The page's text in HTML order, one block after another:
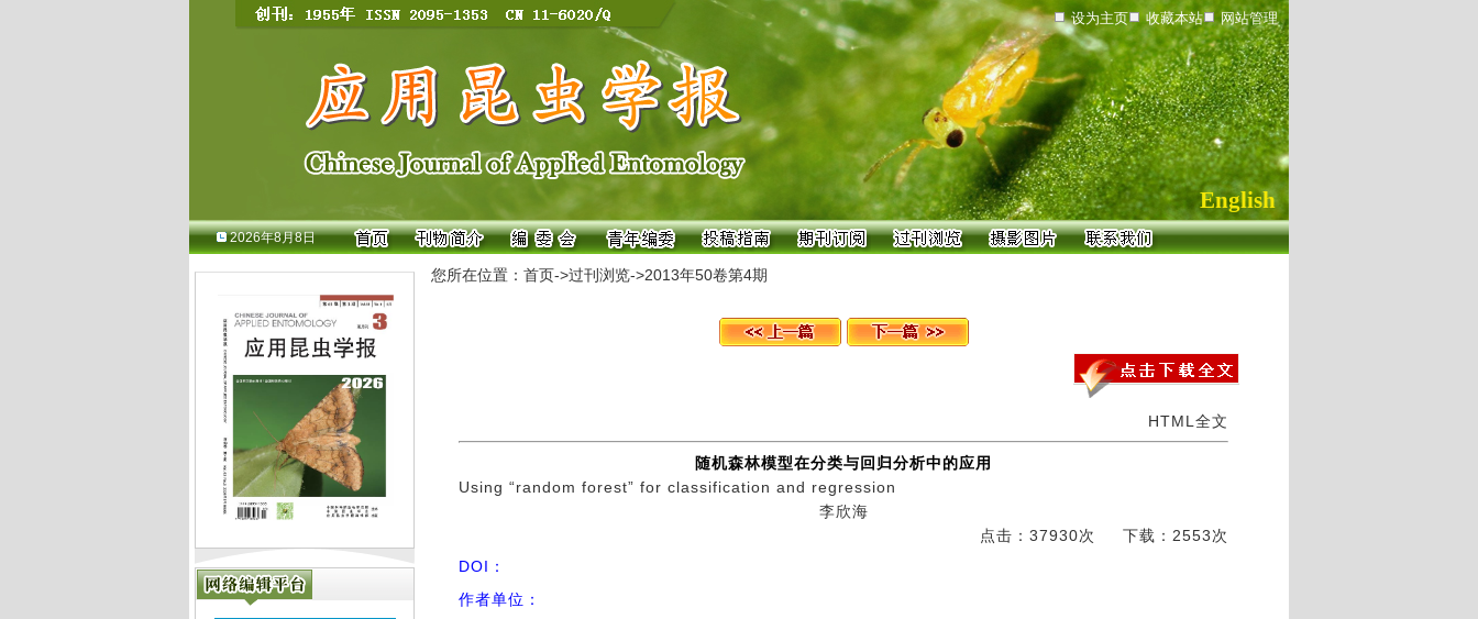
设为主页 收藏本站 网站管理
English
2026年8月8日
您所在位置： 首页->过刊浏览->2013年50卷第4期
HTML全文
随机森林模型在分类与回归分析中的应用
Using “random forest” for classification and regression
李欣海
点击：37930次
下载：2553次
DOI：
作者单位：